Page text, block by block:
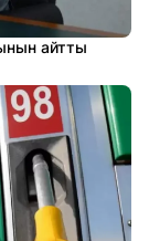
айтты